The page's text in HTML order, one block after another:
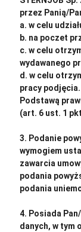
przez Panią/
a. w celu
b. na poczet
c. w celu
wydawanego
d. w celu
pracy podjęcia.
Podstawą
(art. 6 ust. 1
3. Podanie
wymogiem
zawarcia
podania
podania
4. Posiada
danych, w tym